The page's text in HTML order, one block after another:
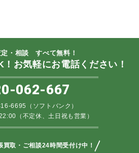
定・相談 すべて無料！
お気軽にお電話ください！
062-667
6695（ソフトバンク）
（不定休、土日祝も営業）
買取・ご相談24時間受付け中！ ／